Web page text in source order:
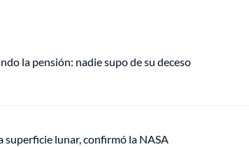
la pensión: nadie supo de su deceso
superficie lunar, confirmó la NASA